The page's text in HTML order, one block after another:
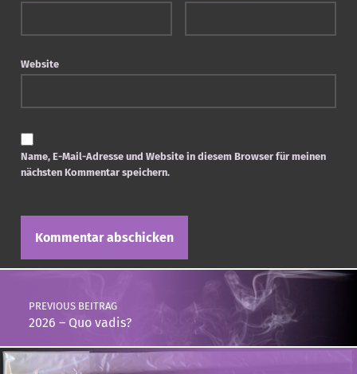
Website
Name, E-Mail-Adresse und Website in diesem Browser für meinen
nächsten Kommentar speichern.
Post navigation
PREVIOUS BEITRAG
2026 – Quo vadis?